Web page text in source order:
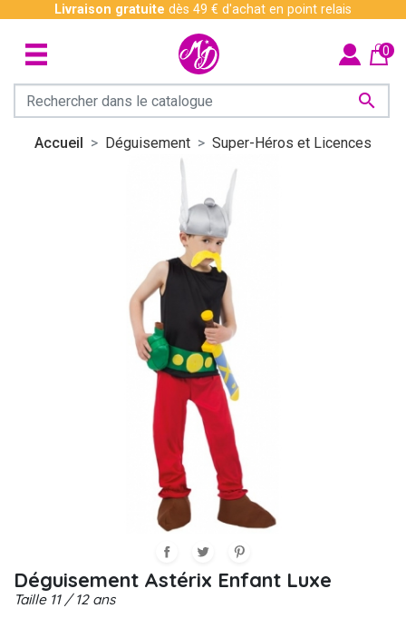
Livraison gratuite dès 49 € d'achat en point relais

0
Accueil Déguisement Super-Héros et Licences
Déguisement Astérix Enfant Luxe
Taille 11 / 12 ans